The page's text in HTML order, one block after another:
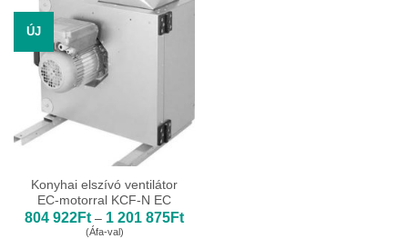
ÚJ
Konyhai elszívó ventilátor
EC-motorral KCF-N EC
804 922Ft – 1 201 875FtÁrtartomány:
(Áfa-val)